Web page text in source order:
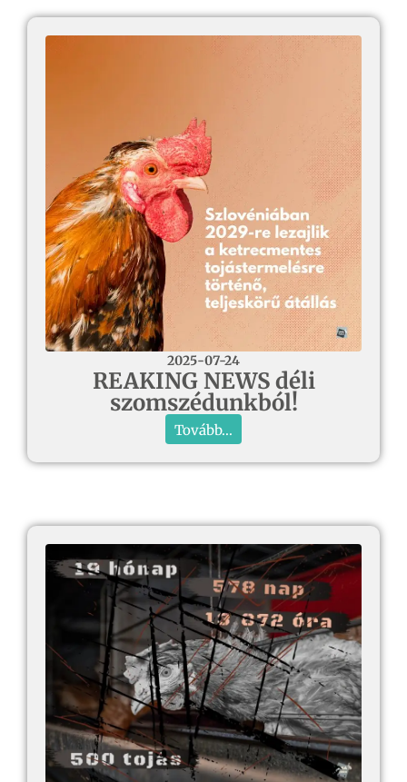
2025-07-24
REAKING NEWS déli
szomszédunkból!
Tovább...